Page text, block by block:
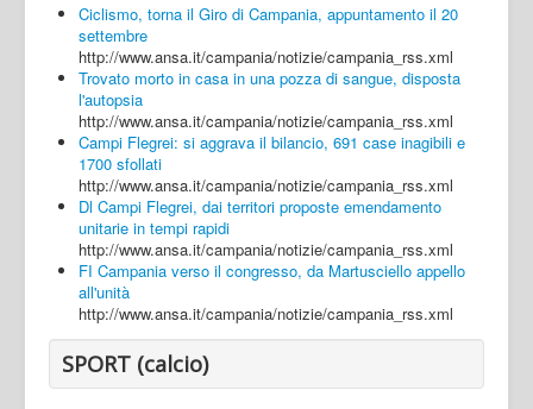
Ciclismo, torna il Giro di Campania, appuntamento il 20
settembre
http://www.ansa.it/campania/notizie/campania_rss.xml
Trovato morto in casa in una pozza di sangue, disposta
l'autopsia
http://www.ansa.it/campania/notizie/campania_rss.xml
Campi Flegrei: si aggrava il bilancio, 691 case inagibili e
1700 sfollati
http://www.ansa.it/campania/notizie/campania_rss.xml
Dl Campi Flegrei, dai territori proposte emendamento
unitarie in tempi rapidi
http://www.ansa.it/campania/notizie/campania_rss.xml
FI Campania verso il congresso, da Martusciello appello
all'unità
http://www.ansa.it/campania/notizie/campania_rss.xml
SPORT (calcio)